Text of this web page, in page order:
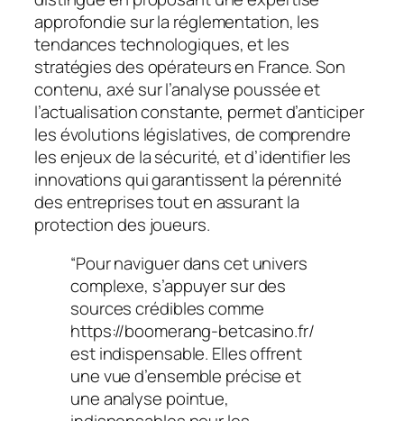
approfondie sur la réglementation, les
tendances technologiques, et les
stratégies des opérateurs en France. Son
contenu, axé sur l’analyse poussée et
l’actualisation constante, permet d’anticiper
les évolutions législatives, de comprendre
les enjeux de la sécurité, et d’identifier les
innovations qui garantissent la pérennité
des entreprises tout en assurant la
protection des joueurs.
“Pour naviguer dans cet univers
complexe, s’appuyer sur des
sources crédibles comme
https://boomerang-betcasino.fr/
est indispensable. Elles offrent
une vue d’ensemble précise et
une analyse pointue,